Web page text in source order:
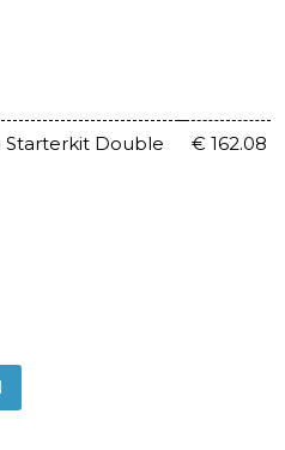
Starterkit Double € 162.08